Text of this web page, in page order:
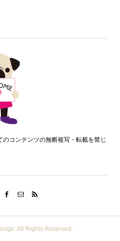
コンテンツの無断複写・転載を禁じ
All Rights Reserved.